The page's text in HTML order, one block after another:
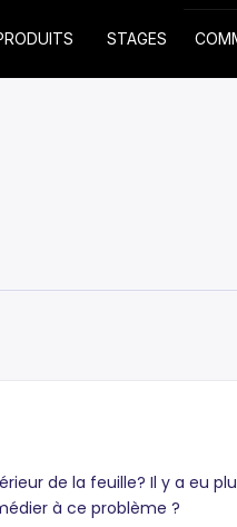
STAGES
de la feuille? Il y a eu
à ce problème ?